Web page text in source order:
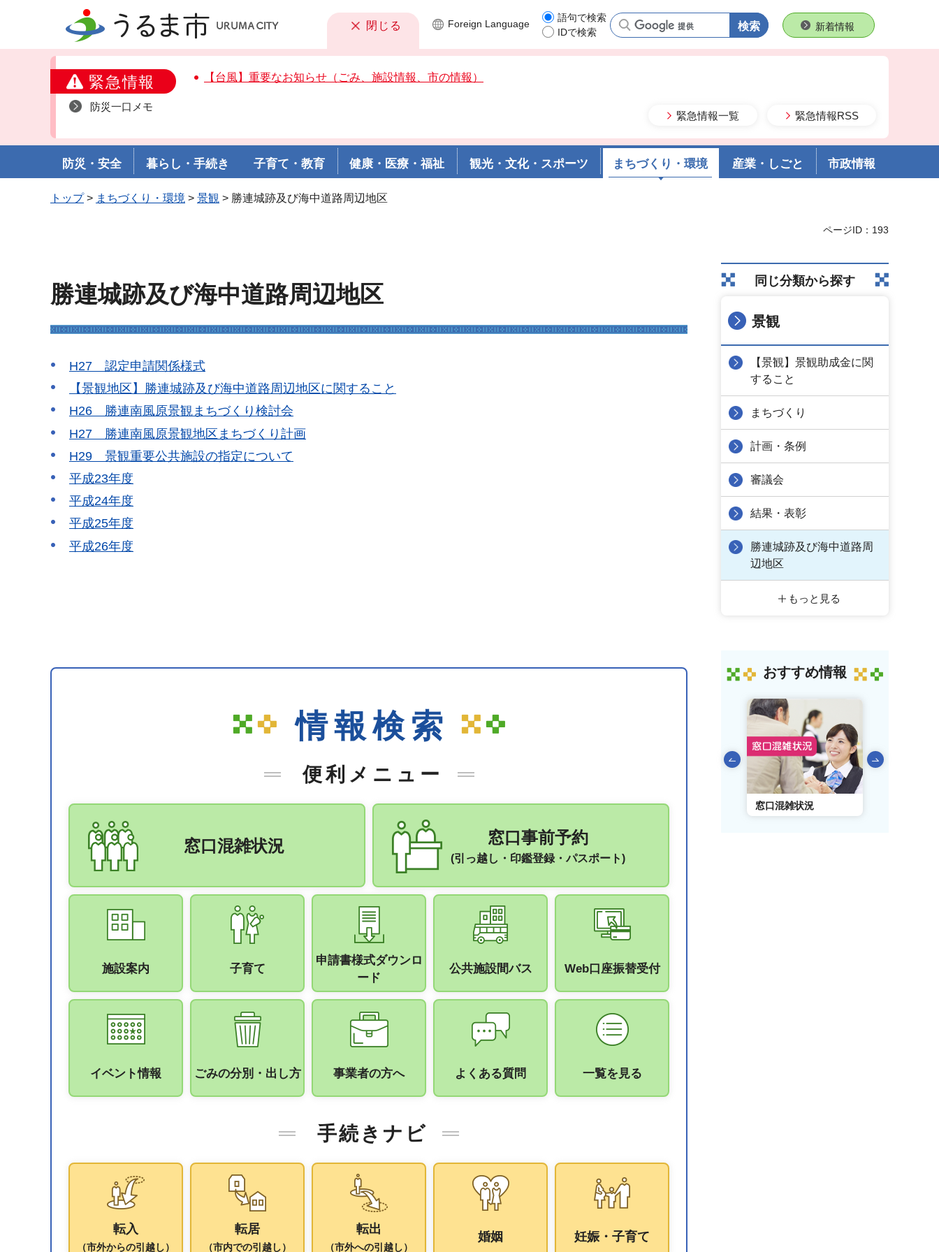
うるま市 閉じる
緊急情報
防災一口メモ
【台風】重要なお知らせ（ごみ、施設情報、市の情報）
緊急情報一覧 緊急情報RSS
Foreign Language
語句で検索
IDで検索
語句で検索新着情報
防災・安全 暮らし・手続き 子育て・教育 健康・医療・福祉 観光・文化・スポーツ まちづくり・環境 産業・しごと 市政情報
トップ> まちづくり・環境 > 景観 > 勝連城跡及び海中道路周辺地区
ページID：193
勝連城跡及び海中道路周辺地区
H27 認定申請関係様式
【景観地区】勝連城跡及び海中道路周辺地区に関すること
H26 勝連南風原景観まちづくり検討会
H27 勝連南風原景観地区まちづくり計画
H29 景観重要公共施設の指定について
平成23年度
平成24年度
平成25年度
平成26年度
情報検索
便利メニュー
窓口混雑状況 窓口事前予約
(引っ越し・印鑑登録・パスポート)
施設案内 子育て
申請書様式ダウンロ
ード
公共施設間バス Web口座振替受付
イベント情報 ごみの分別・出し方 事業者の方へ よくある質問 一覧を見る
手続きナビ
転入
（市外からの引越し）
転居
（市内での引越し）
転出
（市外への引越し）
婚姻 妊娠・子育て
同じ分類から探す
景観
【景観】景観助成金に関
すること
まちづくり
計画・条例
審議会
結果・表彰
勝連城跡及び海中道路周
辺地区
もっと見る
おすすめ情報
前のスライドを表示
手続きナビ AIチャットボット 窓口混雑状況